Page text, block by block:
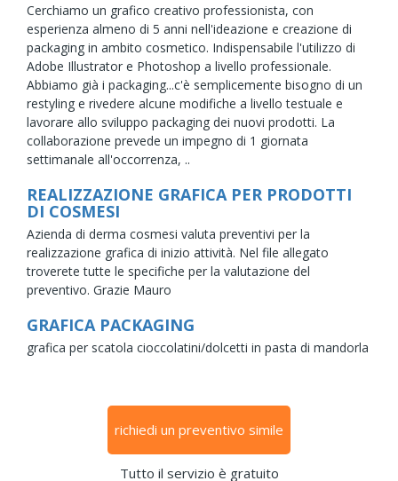
Cerchiamo un grafico creativo professionista, con
esperienza almeno di 5 anni nell'ideazione e creazione di
packaging in ambito cosmetico. Indispensabile l'utilizzo di
Adobe Illustrator e Photoshop a livello professionale.
Abbiamo già i packaging...c'è semplicemente bisogno di un
restyling e rivedere alcune modifiche a livello testuale e
lavorare allo sviluppo packaging dei nuovi prodotti. La
collaborazione prevede un impegno di 1 giornata
settimanale all'occorrenza, ..
REALIZZAZIONE GRAFICA PER PRODOTTI
DI COSMESI
Azienda di derma cosmesi valuta preventivi per la
realizzazione grafica di inizio attività. Nel file allegato
troverete tutte le specifiche per la valutazione del
preventivo. Grazie Mauro
GRAFICA PACKAGING
grafica per scatola cioccolatini/dolcetti in pasta di mandorla
richiedi un preventivo simile
Tutto il servizio è gratuito